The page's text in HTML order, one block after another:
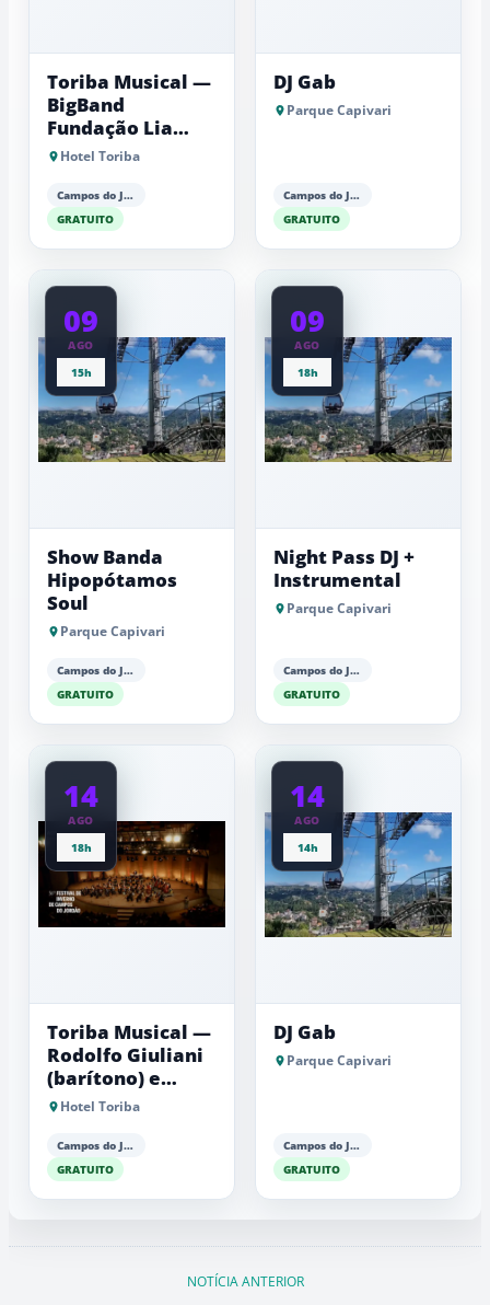
Toriba Musical —
BigBand
Fundação Lia
Maria Aguiar
Hotel Toriba
Campos do Jordão
GRATUITO
DJ Gab
Parque Capivari
Campos do Jordão
GRATUITO
09
AGO
15h
Show Banda
Hipopótamos
Soul
Parque Capivari
Campos do Jordão
GRATUITO
09
AGO
18h
Night Pass DJ +
Instrumental
Parque Capivari
Campos do Jordão
GRATUITO
14
AGO
18h
Toriba Musical —
Rodolfo Giuliani
(barítono) e
Antonio Luiz
Hotel Toriba
Campos do Jordão
GRATUITO
14
AGO
14h
DJ Gab
Parque Capivari
Campos do Jordão
GRATUITO
NOTÍCIA ANTERIOR